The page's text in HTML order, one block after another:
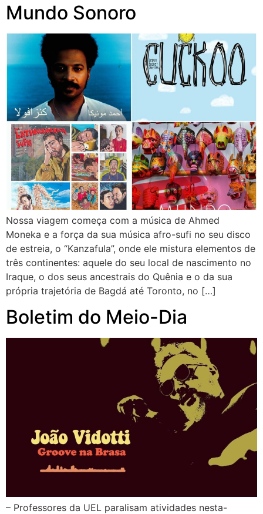
Mundo Sonoro
Nossa viagem começa com a música de Ahmed
Moneka e a força da sua música afro-sufi no seu disco
de estreia, o “Kanzafula”, onde ele mistura elementos de
três continentes: aquele do seu local de nascimento no
Iraque, o dos seus ancestrais do Quênia e o da sua
própria trajetória de Bagdá até Toronto, no […]
Boletim do Meio-Dia
– Professores da UEL paralisam atividades nesta-